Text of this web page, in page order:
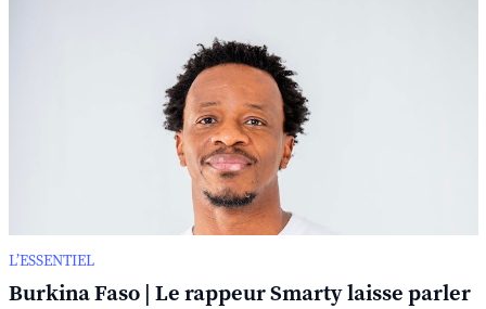
L’ESSENTIEL
Burkina Faso | Le rappeur Smarty laisse parler